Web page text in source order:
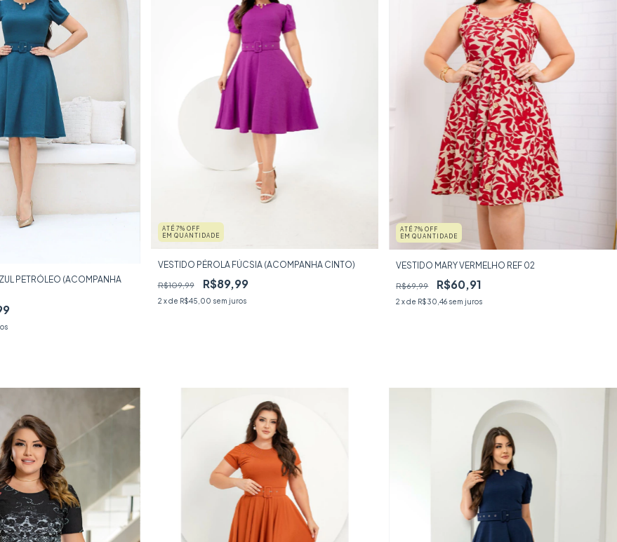
PETRÓLEO (ACOMPANHA
ATÉ 7% OFF
EM QUANTIDADE
VESTIDO PÉROLA FÚCSIA (ACOMPANHA CINTO)
R$109,99 R$89,99
2 x de R$45,00 sem juros
ATÉ 7% OFF
EM QUANTIDADE
VESTIDO MARY VERMELHO REF 02
R$69,99 R$60,91
2 x de R$30,46 sem juros